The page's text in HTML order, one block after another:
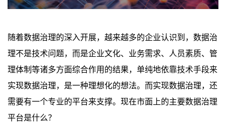
随着数据治理的深入开展，越来越多的企业认识到，数据治
理不是技术问题，而是企业文化、业务需求、人员素质、管
理体制等诸多方面综合作用的结果，单纯地依靠技术手段来
实现数据治理，是一种理想化的想法。而实现数据治理，还
需要有一个专业的平台来支撑。现在市面上的主要数据治理
平台是什么？